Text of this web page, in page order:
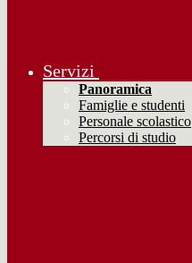
Servizi
Panoramica
Famiglie e studenti
Personale scolastico
Percorsi di studio